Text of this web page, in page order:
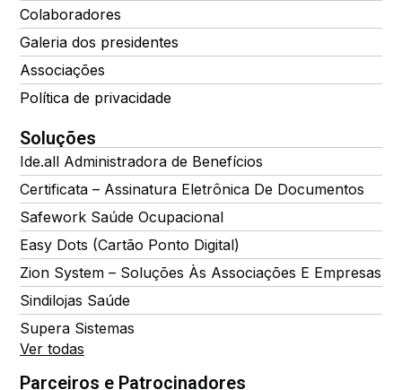
Colaboradores
Galeria dos presidentes
Associações
Política de privacidade
Soluções
Ide.all Administradora de Benefícios
Certificata – Assinatura Eletrônica De Documentos
Safework Saúde Ocupacional
Easy Dots (Cartão Ponto Digital)
Zion System – Soluções Às Associações E Empresas
Sindilojas Saúde
Supera Sistemas
Ver todas
Parceiros e Patrocinadores